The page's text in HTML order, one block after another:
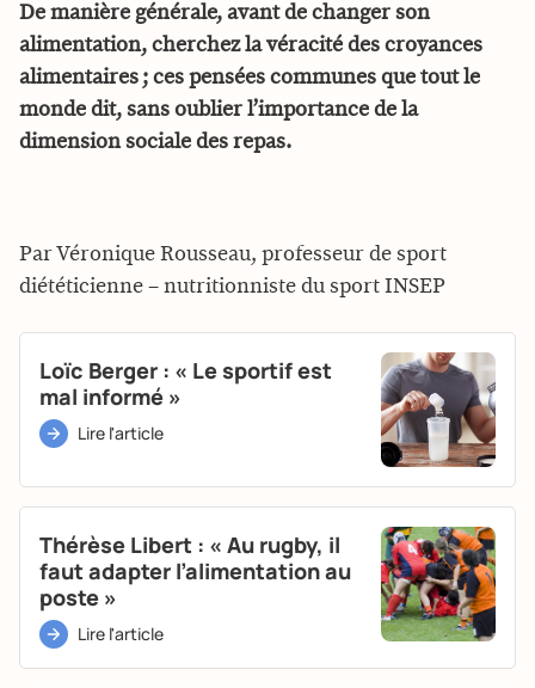
De manière générale, avant de changer son
alimentation, cherchez la véracité des croyances
alimentaires ; ces pensées communes que tout le
monde dit, sans oublier l’importance de la
dimension sociale des repas.
Par Véronique Rousseau, professeur de sport
diététicienne – nutritionniste du sport INSEP
Loïc Berger : « Le sportif est
mal informé »
Lire l'article
Thérèse Libert : « Au rugby, il
faut adapter l’alimentation au
poste »
Lire l'article